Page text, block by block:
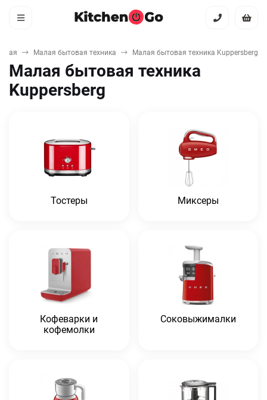
Малая бытовая техника Малая бытовая техника Kuppersberg
Малая бытовая техника
Kuppersberg
Тостеры Миксеры
Кофеварки и
кофемолки
Соковыжималки